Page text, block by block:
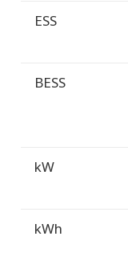
ESS
BESS
kW
kWh